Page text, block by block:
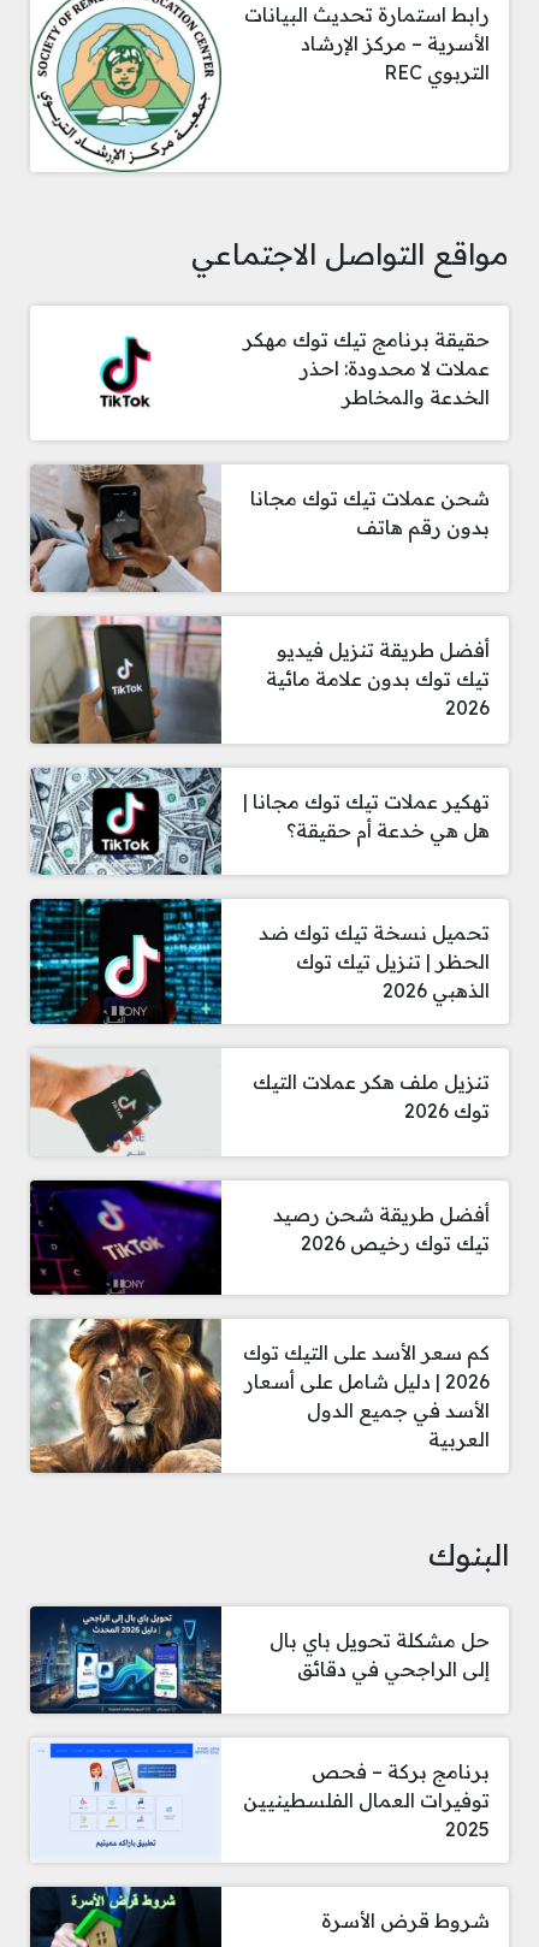
رابط استمارة تحديث البيانات
الأسرية – مركز الإرشاد
التربوي REC
مواقع التواصل الاجتماعي
حقيقة برنامج تيك توك مهكر
عملات لا محدودة: احذر
الخدعة والمخاطر
شحن عملات تيك توك مجانا
بدون رقم هاتف
أفضل طريقة تنزيل فيديو
تيك توك بدون علامة مائية
2026
تهكير عملات تيك توك مجانا |
هل هي خدعة أم حقيقة؟
تحميل نسخة تيك توك ضد
الحظر | تنزيل تيك توك
الذهبي 2026
تنزيل ملف هكر عملات التيك
توك 2026
أفضل طريقة شحن رصيد
تيك توك رخيص 2026
كم سعر الأسد على التيك توك
2026 | دليل شامل على أسعار
الأسد في جميع الدول
العربية
البنوك
حل مشكلة تحويل باي بال
إلى الراجحي في دقائق
برنامج بركة – فحص
توفيرات العمال الفلسطينيين
2025
شروط قرض الأسرة